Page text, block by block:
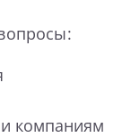
и компаниям